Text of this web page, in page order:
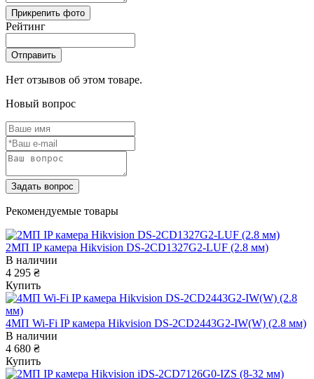
Прикрепить фото
Рейтинг
Отправить
Нет отзывов об этом товаре.
Новый вопрос
Задать вопрос
Рекомендуемые товары
2МП IP камера Hikvision DS-2CD1327G2-LUF (2.8 мм)
В наличии
4 295 ₴
Купить
4МП Wi-Fi IP камера Hikvision DS-2CD2443G2-IW(W) (2.8 мм)
В наличии
4 680 ₴
Купить